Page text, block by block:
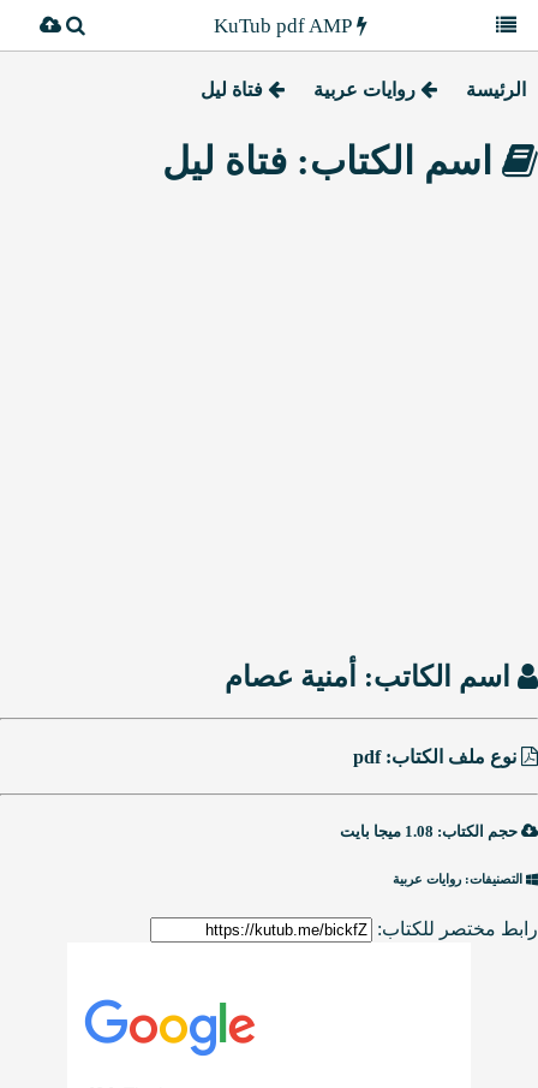
الرئيسة روايات عربية فتاة ليل
اسم الكتاب: فتاة ليل
اسم الكاتب: أمنية عصام
نوع ملف الكتاب: pdf
حجم الكتاب: 1.08 ميجا بايت
التصنيفات: روايات عربية
رابط مختصر للكتاب: